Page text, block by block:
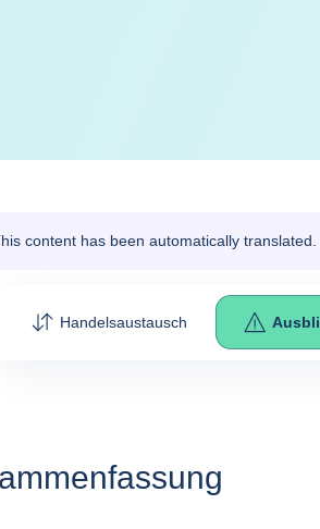
content has been automatically
Handelsaustausch